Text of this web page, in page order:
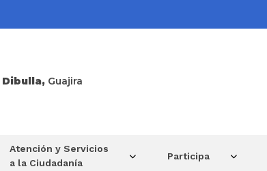
Dibulla, Guajira
Atención y Servicios
a la Ciudadanía
Participa